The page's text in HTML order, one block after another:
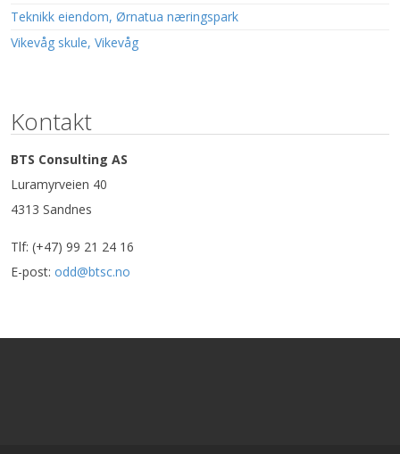
Teknikk eiendom, Ørnatua næringspark
Vikevåg skule, Vikevåg
Kontakt
BTS Consulting AS
Luramyrveien 40
4313 Sandnes
Tlf: (+47) 99 21 24 16
E-post: odd@btsc.no